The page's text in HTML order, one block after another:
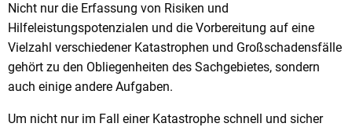
Nicht nur die Erfassung von Risiken und
Hilfeleistungspotenzialen und die Vorbereitung auf eine
Vielzahl verschiedener Katastrophen und Großschadensfälle
gehört zu den Obliegenheiten des Sachgebietes, sondern
auch einige andere Aufgaben.
Um nicht nur im Fall einer Katastrophe schnell und sicher